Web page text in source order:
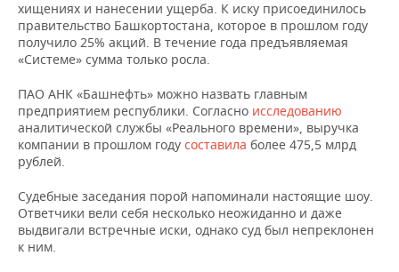
хищениях и нанесении ущерба. К иску присоединилось
правительство Башкортостана, которое в прошлом году
получило 25% акций. В течение года предъявляемая
«Системе» сумма только росла.
ПАО АНК «Башнефть» можно назвать главным
предприятием республики. Согласно исследованию
аналитической службы «Реального времени», выручка
компании в прошлом году составила более 475,5 млрд
рублей.
Судебные заседания порой напоминали настоящие шоу.
Ответчики вели себя несколько неожиданно и даже
выдвигали встречные иски, однако суд был непреклонен
к ним.